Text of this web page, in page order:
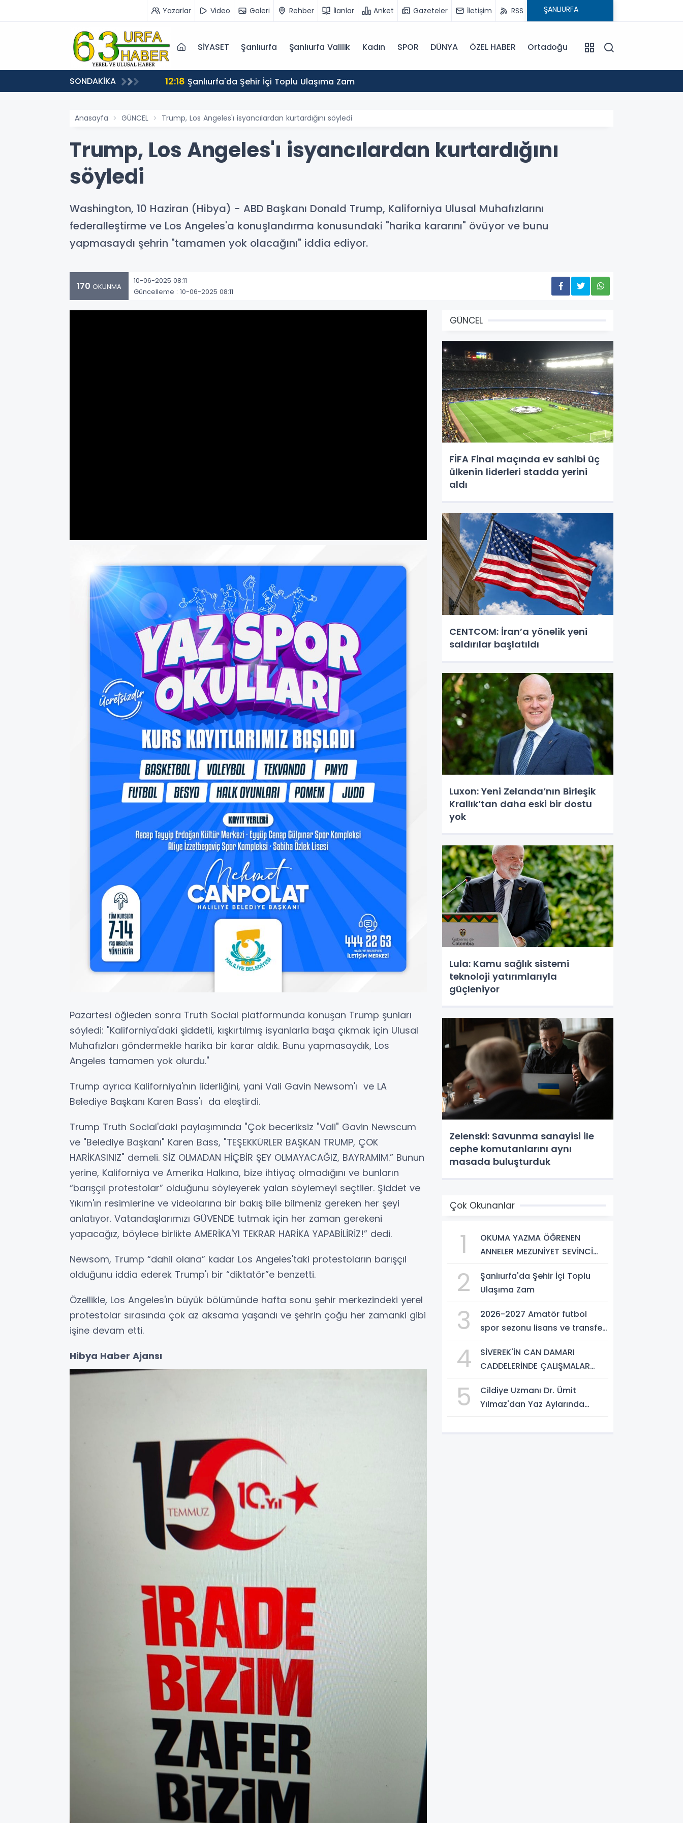
Yazarlar Video Galeri Rehber İlanlar Anket Gazeteler İletişim RSS
SİYASET Şanlıurfa Şanlıurfa Valilik Kadın SPOR DÜNYA ÖZEL HABER Ortadoğu
SONDAKİKA
EĞİTİMİ 12:18 Şanlıurfa'da Şehir İçi Toplu Ulaşıma Zam
Anasayfa GÜNCEL Trump, Los Angeles'ı isyancılardan kurtardığını söyledi
Trump, Los Angeles'ı isyancılardan kurtardığını
söyledi
Washington, 10 Haziran (Hibya) - ABD Başkanı Donald Trump, Kaliforniya Ulusal Muhafızlarını
federalleştirme ve Los Angeles'a konuşlandırma konusundaki "harika kararını" övüyor ve bunu
yapmasaydı şehrin "tamamen yok olacağını" iddia ediyor.
170 OKUNMA
10-06-2025 08:11
Güncelleme : 10-06-2025 08:11
Pazartesi öğleden sonra Truth Social platformunda konuşan Trump şunları
söyledi: "Kaliforniya'daki şiddetli, kışkırtılmış isyanlarla başa çıkmak için Ulusal
Muhafızları göndermekle harika bir karar aldık. Bunu yapmasaydık, Los
Angeles tamamen yok olurdu."
Trump ayrıca Kaliforniya'nın liderliğini, yani Vali Gavin Newsom'ı ve LA
Belediye Başkanı Karen Bass'ı da eleştirdi.
Trump Truth Social'daki paylaşımında "Çok beceriksiz "Vali" Gavin Newscum
ve "Belediye Başkanı" Karen Bass, "TEŞEKKÜRLER BAŞKAN TRUMP, ÇOK
HARİKASINIZ" demeli. SİZ OLMADAN HİÇBİR ŞEY OLMAYACAĞIZ, BAYRAMIM.” Bunun
yerine, Kaliforniya ve Amerika Halkına, bize ihtiyaç olmadığını ve bunların
“barışçıl protestolar” olduğunu söyleyerek yalan söylemeyi seçtiler. Şiddet ve
Yıkım'ın resimlerine ve videolarına bir bakış bile bilmeniz gereken her şeyi
anlatıyor. Vatandaşlarımızı GÜVENDE tutmak için her zaman gerekeni
yapacağız, böylece birlikte AMERİKA'YI TEKRAR HARİKA YAPABİLİRİZ!” dedi.
Newsom, Trump “dahil olana” kadar Los Angeles'taki protestoların barışçıl
olduğunu iddia ederek Trump'ı bir “diktatör”e benzetti.
Özellikle, Los Angeles'ın büyük bölümünde hafta sonu şehir merkezindeki yerel
protestolar sırasında çok az aksama yaşandı ve şehrin çoğu her zamanki gibi
işine devam etti.
Hibya Haber Ajansı
GÜNCEL
FİFA Final maçında ev sahibi üç
ülkenin liderleri stadda yerini
aldı
CENTCOM: İran’a yönelik yeni
saldırılar başlatıldı
Luxon: Yeni Zelanda’nın Birleşik
Krallık’tan daha eski bir dostu
yok
Lula: Kamu sağlık sistemi
teknoloji yatırımlarıyla
güçleniyor
Zelenski: Savunma sanayisi ile
cephe komutanlarını aynı
masada buluşturduk
Çok Okunanlar
1
OKUMA YAZMA ÖĞRENEN
ANNELER MEZUNİYET SEVİNCİ
2
Şanlıurfa'da Şehir İçi Toplu
Ulaşıma Zam
3
2026-2027 Amatör futbol
spor sezonu lisans ve transfer
4
SİVEREK'İN CAN DAMARI
CADDELERİNDE ÇALIŞMALAR
5
Cildiye Uzmanı Dr. Ümit
Yılmaz'dan Yaz Aylarında